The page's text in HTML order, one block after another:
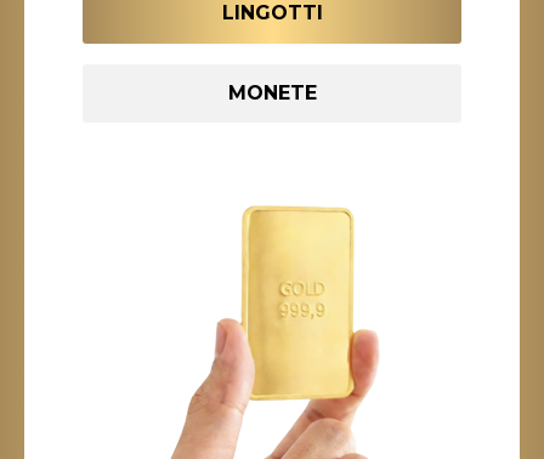
LINGOTTI
MONETE